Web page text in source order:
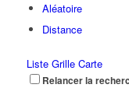
Aléatoire
Distance
Liste Grille Carte
Relancer la